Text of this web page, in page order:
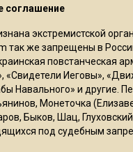
соглашение
экстремистской
так же запрещены в
повстанческая
«Свидетели Иеговы»,
Навального» и другие.
Монеточка
Быков, Шац,
под судебным